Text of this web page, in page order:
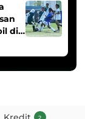
di
2